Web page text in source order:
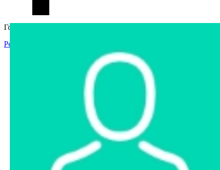
Гостевой доступ
Регистрация
Интернет-магазин
Интернет-витрина
Арестованное имущество
Реестр несостоявшихся торгов
Реестр переоценок
Государственное имущество